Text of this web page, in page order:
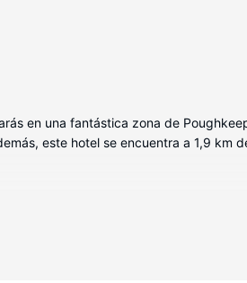
en una fantástica zona de
este hotel se encuentra a 1,9 km
con aire acondicionado, frigorífico y